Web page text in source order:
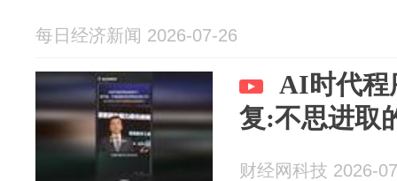
每日经济新闻 2026-07-26
AI时代程
复:不思进取
财经网科技 2026-